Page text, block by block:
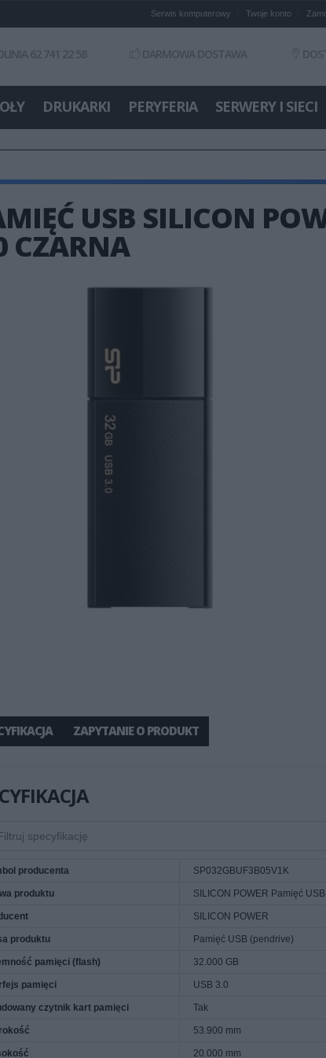
Serwis komputerowy Twoje konto
62 741 22 58 DARMOWA DOSTAWA
DRUKARKI PERYFERIA SERWERY I SIECI
USB SILICON
CZARNA
ZAPYTANIE O PRODUKT
producenta SP032GBUF3B05V1K
produktu SILICON POWER Pamięć
SILICON POWER
produktu Pamięć USB (pendrive)
pamięci (flash) 32.000 GB
pamięci USB 3.0
czytnik kart pamięci Tak
53.900 mm
20.000 mm